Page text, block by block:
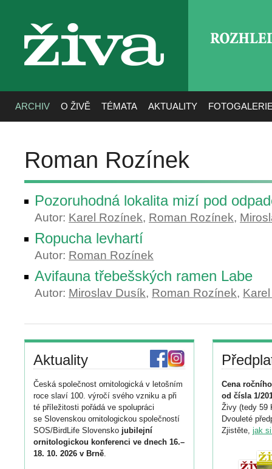
živa
ARCHIV O ŽIVĚ TÉMATA AKTUALITY
Roman Rozínek
Pozoruhodná lokalita mizí pod
Autor: Karel Rozínek, Roman Rozínek,
Ropucha levhartí
Autor: Roman Rozínek
Avifauna třebešských ramen Labe
Autor: Miroslav Dusík, Roman Rozínek,
Aktuality
Česká společnost ornitologická v letošním
roce slaví 100. výročí svého vzniku a při
té příležitosti pořádá ve spolupráci
se Slovenskou ornitologickou společností
SOS/BirdLife Slovensko jubilejní
ornitologickou konferenci ve dnech 16.–
18. 10. 2026 v Brně.
Cena
od čísla 1/
Živy (tedy 59
Dvouleté
Zjistěte, jak